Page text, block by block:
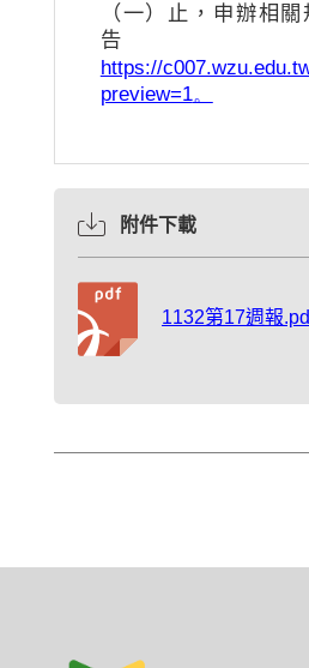
（一）止，申辦相
https://
preview=1。
附件下載
1132第17週報